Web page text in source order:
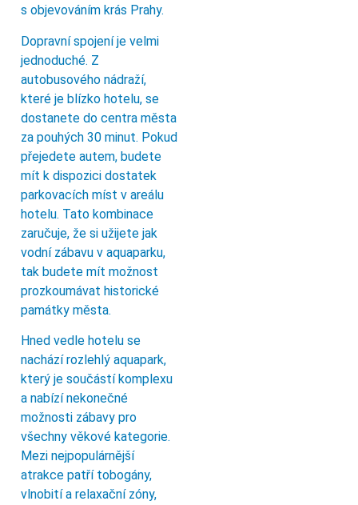
s objevováním krás Prahy.
Dopravní spojení je velmi
jednoduché. Z
autobusového nádraží,
které je blízko hotelu, se
dostanete do centra města
za pouhých 30 minut. Pokud
přejedete autem, budete
mít k dispozici dostatek
parkovacích míst v areálu
hotelu. Tato kombinace
zaručuje, že si užijete jak
vodní zábavu v aquaparku,
tak budete mít možnost
prozkoumávat historické
památky města.
Hned vedle hotelu se
nachází rozlehlý aquapark,
který je součástí komplexu
a nabízí nekonečné
možnosti zábavy pro
všechny věkové kategorie.
Mezi nejpopulárnější
atrakce patří tobogány,
vlnobití a relaxační zóny,